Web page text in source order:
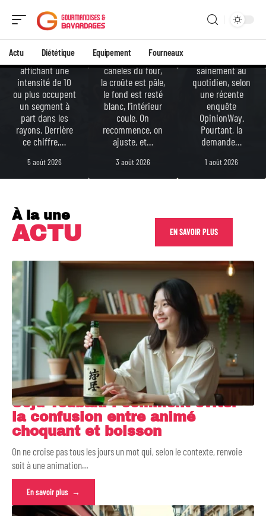
Actu Diététique Equipement Fourneaux
corsé
Les capsules
compatibles
Nespresso
affichant une
intensité de 10
ou plus occupent
un segment à
part dans les
rayons. Derrière
ce chiffre,…
5 août 2026
erreurs
à éviter
On sort les
canelés du four,
la croûte est pâle,
le fond est resté
blanc, l'intérieur
coule. On
recommence, on
ajuste, et…
3 août 2026
déclarent
sainement au
quotidien, selon
une récente
enquête
OpinionWay.
Pourtant, la
demande…
1 août 2026
À la une
ACTU EN SAVOIR PLUS
Soju Tsubaki : comment éviter
la confusion entre animé
choquant et boisson
On ne croise pas tous les jours un mot qui, selon le contexte, renvoie
soit à une animation…
En savoir plus